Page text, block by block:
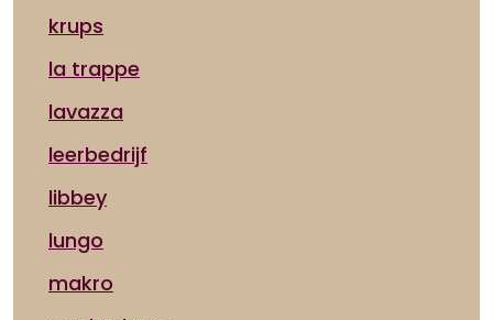
krups
la trappe
lavazza
leerbedrijf
libbey
lungo
makro